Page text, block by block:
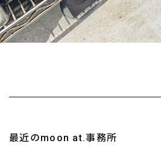
最近のmoon at.事務所